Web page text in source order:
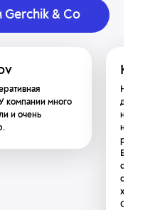
Gerchik & Co
компании много
и очень
на
радует
Буду и
Gerchik